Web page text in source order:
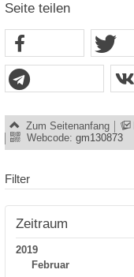
Seite teilen
Zum Seitenanfang
Webcode: gm130873
Filter
Zeitraum
2019
Februar